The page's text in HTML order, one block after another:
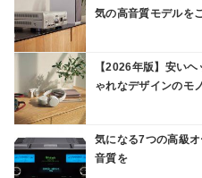
気の高音質モデルを
【2026年版】安い
ゃれなデザインのモ
気になる7つの高級
音質を